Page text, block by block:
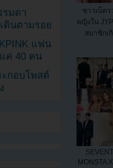
ชาวเน็ตร
หญิงใน
สมาชิกเ
MONSTA
รมดา
ดินตามรอย
แฟน
ค่ 40 คน
กอบโพสต์